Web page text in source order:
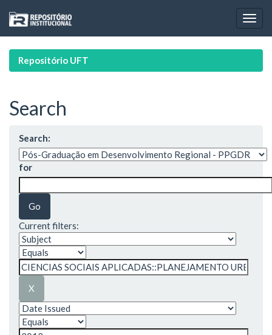
navigation
Repositório UFT
Search
Search:
for
Current filters: